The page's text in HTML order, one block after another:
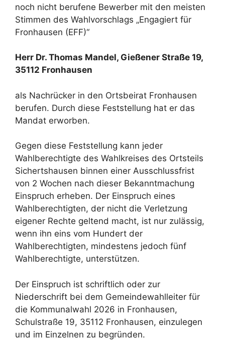
noch nicht berufene Bewerber mit den meisten
Stimmen des Wahlvorschlags „Engagiert für
Fronhausen (EFF)“
Herr Dr. Thomas Mandel, Gießener Straße 19,
35112 Fronhausen
als Nachrücker in den Ortsbeirat Fronhausen
berufen. Durch diese Feststellung hat er das
Mandat erworben.
Gegen diese Feststellung kann jeder
Wahlberechtigte des Wahlkreises des Ortsteils
Sichertshausen binnen einer Ausschlussfrist
von 2 Wochen nach dieser Bekanntmachung
Einspruch erheben. Der Einspruch eines
Wahlberechtigten, der nicht die Verletzung
eigener Rechte geltend macht, ist nur zulässig,
wenn ihn eins vom Hundert der
Wahlberechtigten, mindestens jedoch fünf
Wahlberechtigte, unterstützen.
Der Einspruch ist schriftlich oder zur
Niederschrift bei dem Gemeindewahlleiter für
die Kommunalwahl 2026 in Fronhausen,
Schulstraße 19, 35112 Fronhausen, einzulegen
und im Einzelnen zu begründen.